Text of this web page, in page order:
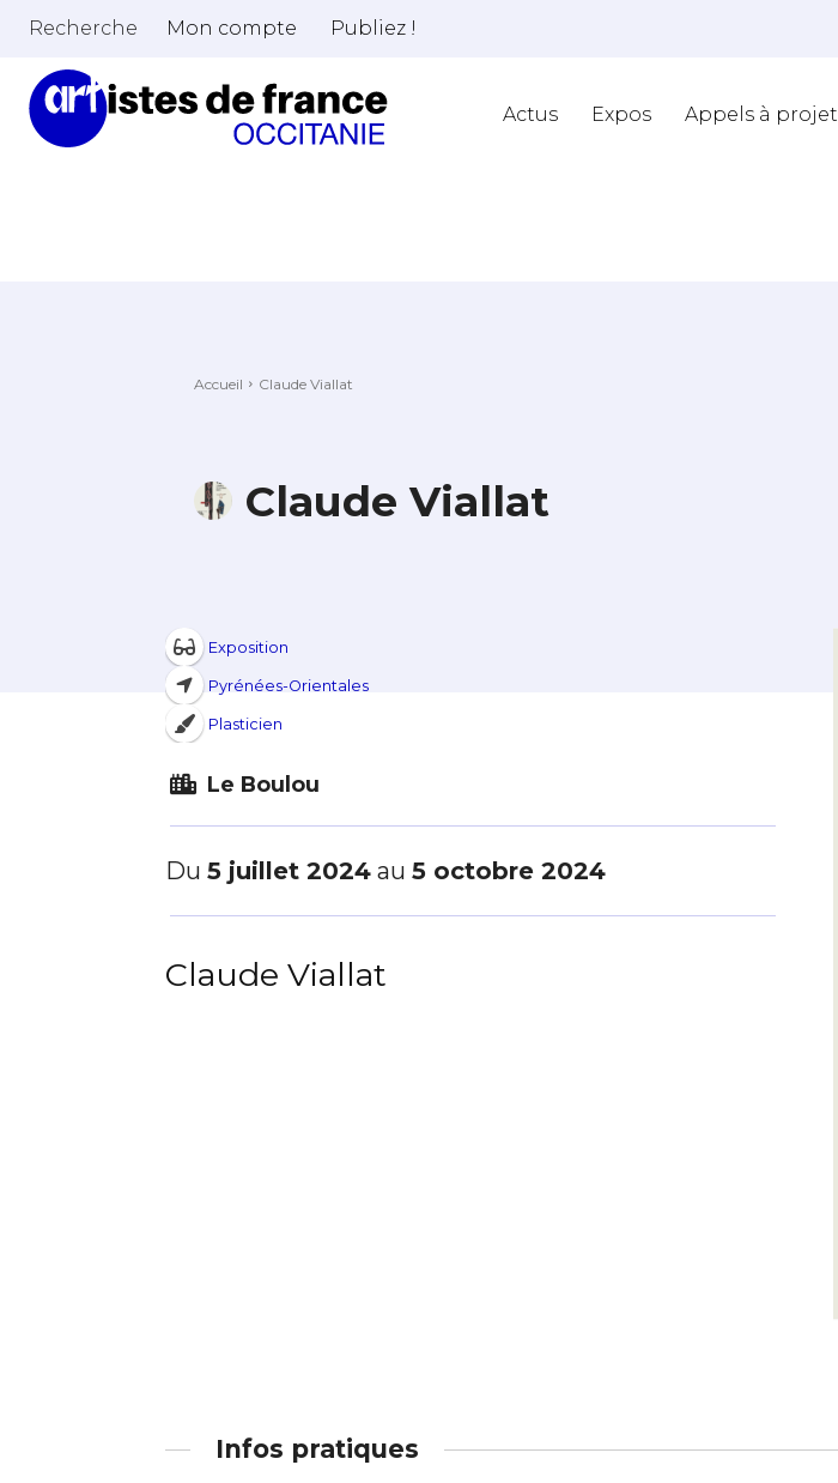
Recherche Mon compte Publiez !
Actus Expos Appels à projet
Accueil Claude Viallat
Claude Viallat
Exposition
Pyrénées-Orientales
Plasticien
Le Boulou
Du 5 juillet 2024 au 5 octobre 2024
Claude Viallat
Infos pratiques